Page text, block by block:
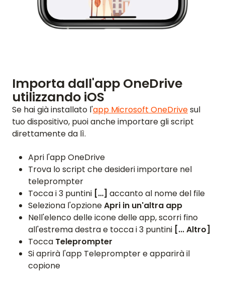
Importa dall'app OneDrive
utilizzando iOS
Se hai già installato l'app Microsoft OneDrivesul
tuo dispositivo, puoi anche importare gli script
direttamente da lì.
Apri l'app OneDrive
Trova lo script che desideri importare nel
teleprompter
Tocca i 3 puntini […] accanto al nome del file
Seleziona l'opzioneApri in un'altra app
Nell'elenco delle icone delle app, scorri fino
all'estrema destra e tocca i 3 puntini [... Altro]
Tocca Teleprompter
Si aprirà l'app Teleprompter e apparirà il
copione